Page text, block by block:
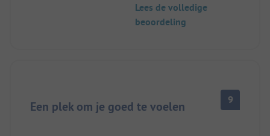
Lees de volledige
beoordeling
Een plek om je goed te voelen 9